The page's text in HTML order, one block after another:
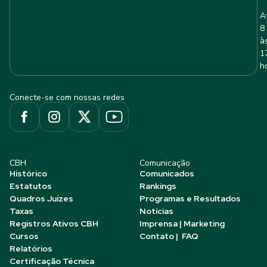
8
Conecte-se com nossas redes
CBH
Histórico
Estatutos
Quadros Juízes
Taxas
Registros Ativos CBH
Cursos
Relatórios
Certificação Técnica
Comunicação
Comunicados
Rankings
Programas e Resultados
Notícias
Imprensa | Marketing
Contato | FAQ